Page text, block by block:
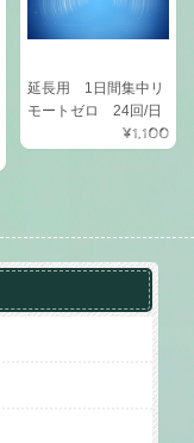
延長用 1日間集中リ
モートゼロ 24回/日
¥1,100